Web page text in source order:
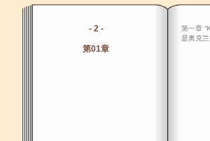
- 2 -
第01章
第一章
是奥克兰